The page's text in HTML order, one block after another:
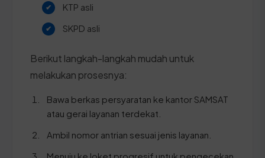
KTP asli
SKPD asli
Berikut langkah-langkah mudah untuk
melakukan prosesnya:
Bawa berkas persyaratan ke kantor SAMSAT
atau gerai layanan terdekat.
Ambil nomor antrian sesuai jenis layanan.
Menuju ke loket progresif untuk pengecekan